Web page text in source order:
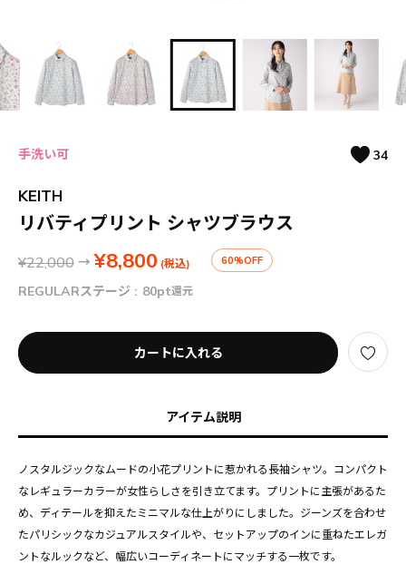
手洗い可 34
KEITH
リバティプリント シャツブラウス
¥22,000 → ¥8,800 (税込) 60%OFF
REGULARステージ : 80pt還元
カートに入れる
アイテム説明
ノスタルジックなムードの小花プリントに惹かれる長袖シャツ。コンパクト
なレギュラーカラーが女性らしさを引き立てます。プリントに主張があるた
め、ディテールを抑えたミニマルな仕上がりにしました。ジーンズを合わせ
たパリシックなカジュアルスタイルや、セットアップのインに重ねたエレガ
ントなルックなど、幅広いコーディネートにマッチする一枚です。